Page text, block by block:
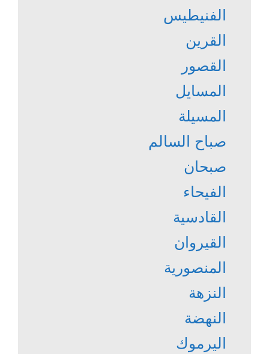
الفنيطيس
القرين
القصور
المسايل
المسيلة
صباح السالم
صبحان
الفيحاء
القادسية
القيروان
المنصورية
النزهة
النهضة
اليرموك